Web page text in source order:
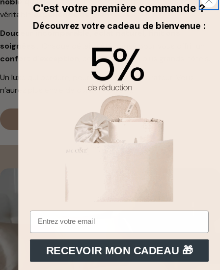
véritable expérience de bien-être.
Douceur incomparable, éclat naturel, finitions
soignées
… Chaque détail a été pensé pour vous offrir un
confort d'exception
, comme dans les plus grands hôtels.
Un luxe qui perdure, pour un sommeil réparateur. Vous
n’aurez plus envie de quitter votre lit.
C'est votre première commande ?
Découvrez votre cadeau de bienvenue :
RECEVOIR MON CADEAU 🎁